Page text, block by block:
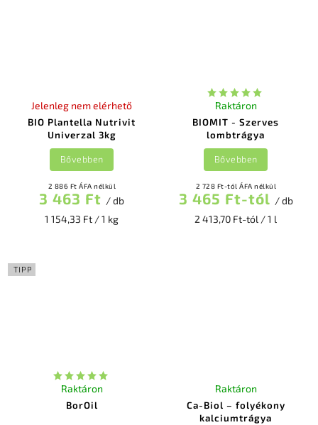
BIO Plantella Nutrivit
Univerzal 3kg
Jelenleg nem elérhető
2 886 Ft ÁFA nélkül
3 463 Ft / db
1 154,33 Ft / 1 kg
Bővebben
BIOMIT - Szerves
lombtrágya
Raktáron
2 728 Ft-tól ÁFA nélkül
3 465 Ft-tól / db
2 413,70 Ft-tól / 1 l
Bővebben
TIPP
BorOil
Raktáron
Ca-Biol – folyékony
kalciumtrágya
Raktáron